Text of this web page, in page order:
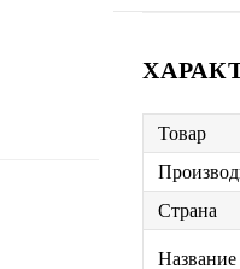
Товар
Страна
Название